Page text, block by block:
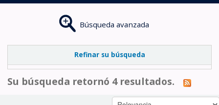
Búsqueda avanzada
Refinar su búsqueda
Su búsqueda retornó 4 resultados.